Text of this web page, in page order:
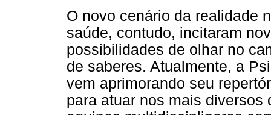
O novo cenário da realidade
saúde, contudo, incitaram
possibilidades de olhar no
de saberes. Atualmente, a
vem aprimorando seu
para atuar nos mais